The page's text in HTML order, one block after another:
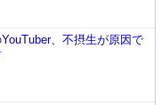
、不摂生が原因で